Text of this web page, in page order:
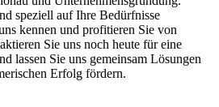
speziell auf Ihre Bedürfnisse
kennen und profitieren Sie von
Sie uns noch heute für eine
lassen Sie uns gemeinsam Lösungen
Erfolg fördern.